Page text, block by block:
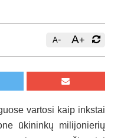
A- A+
vartosi kaip inkstai
ūkininkų milijonierių